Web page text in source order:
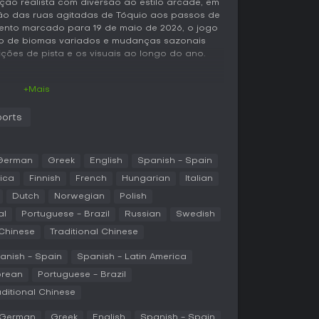
realista com diversão ao estilo arcade, em
das ruas agitadas de Tóquio aos passos de
marcado para 19 de maio de 2026, o jogo
de biomas variados e mudanças sazonais
de pista e os visuais ao longo do ano.
como turistas e avançam ganhando
com animações atualizadas de direção
áudio de motor aprimorado, gravado de
trazendo desafios como neve em
de inverno. Mecânicas como coletar Stamps
incentivam a caça por veículos
à garagem.
opções para aprimorar carros usando body
e Rocket Bunny, além de novos setups Forza
Car Proximity Radar para percepção
+Mais
Greek English Spanish - Spain
Finnish French Hungarian Italian
Dutch Norwegian Polish
Portuguese - Brazil Russian Swedish
Traditional Chinese
- Spain Spanish - Latin America
Portuguese - Brazil
Chinese